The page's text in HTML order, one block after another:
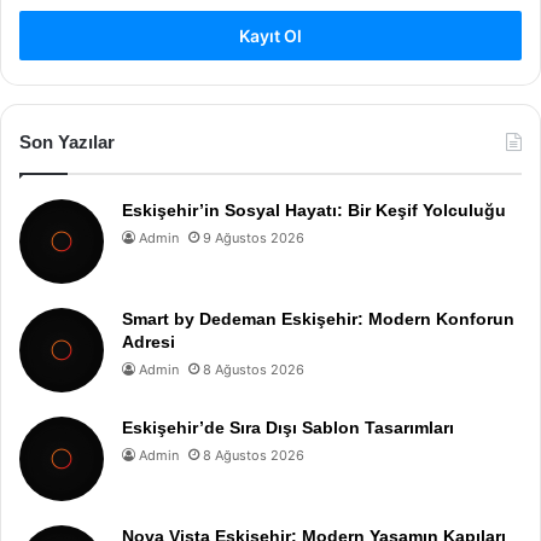
Kayıt Ol
Son Yazılar
Eskişehir’in Sosyal Hayatı: Bir Keşif Yolculuğu
Admin 9 Ağustos 2026
Smart by Dedeman Eskişehir: Modern Konforun
Adresi
Admin 8 Ağustos 2026
Eskişehir’de Sıra Dışı Sablon Tasarımları
Admin 8 Ağustos 2026
Nova Vista Eskişehir: Modern Yaşamın Kapıları